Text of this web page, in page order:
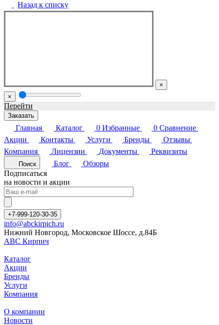
Назад к списку
×
×
Перейти
Заказать
Главная Каталог 0 Избранные 0 Сравнение
Акции
Контакты Услуги Бренды
Отзывы
Компания
Лицензии Документы Реквизиты
Поиск Блог
Обзоры
Подписаться
на новости и акции
+7-999-120-30-35
info@abckirpich.ru
Нижний Новгород, Московское Шоссе, д.84Б
АВС Кирпич
Каталог
Акции
Бренды
Услуги
Компания
О компании
Новости